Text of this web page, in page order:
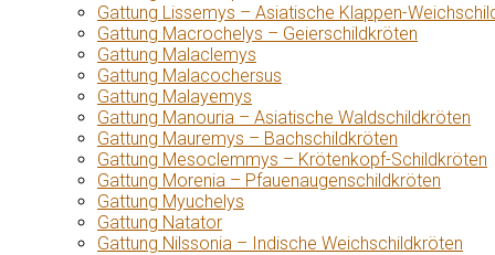
Gattung Lissemys – Asiatische Klappen-
Gattung Macrochelys – Geierschildkröten
Gattung Malaclemys
Gattung Malacochersus
Gattung Malayemys
Gattung Manouria – Asiatische Waldschildkröten
Gattung Mauremys – Bachschildkröten
Gattung Mesoclemmys – Krötenkopf-Schildkröten
Gattung Morenia – Pfauenaugenschildkröten
Gattung Myuchelys
Gattung Natator
Gattung Nilssonia – Indische Weichschildkröten